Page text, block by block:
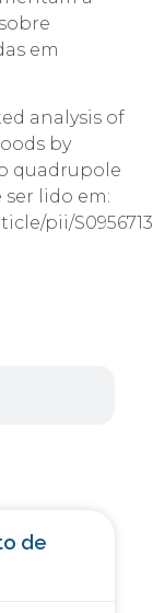
em
analysis of
by
quadrupole
lido em:
pii/
de